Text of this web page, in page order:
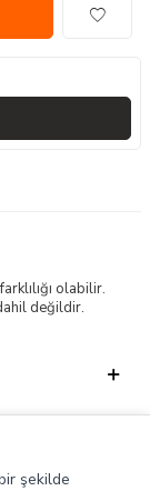
olabilir.
değildir.
şekilde